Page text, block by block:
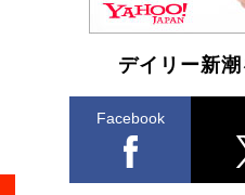
デイリー新
Facebook